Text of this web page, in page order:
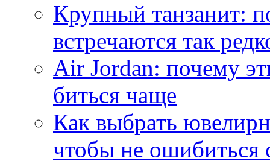
Крупный танзанит:
встречаются так
Air Jordan: почему
биться чаще
Как выбрать
чтобы не ошибиться